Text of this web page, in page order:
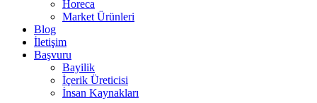
Horeca
Market Ürünleri
Blog
İletişim
Başvuru
Bayilik
İçerik Üreticisi
İnsan Kaynakları